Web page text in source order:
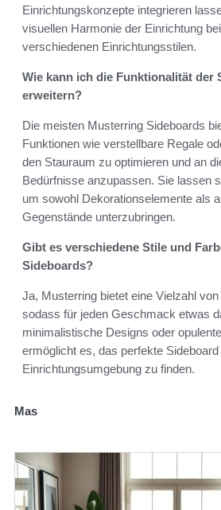
Einrichtungskonzepte integrieren
visuellen Harmonie der Einrichtung
verschiedenen Einrichtungsstilen.
Wie kann ich die Funktionalität der
erweitern?
Die meisten Musterring Sideboards
Funktionen wie verstellbare Regale
den Stauraum zu optimieren und an
Bedürfnisse anzupassen. Sie lassen
um sowohl Dekorationselemente als
Gegenstände unterzubringen.
Gibt es verschiedene Stile und
Sideboards?
Ja, Musterring bietet eine Vielzahl
sodass für jeden Geschmack etwas
minimalistische Designs oder
ermöglicht es, das perfekte Sideboard
Einrichtungsumgebung zu finden.
Mas